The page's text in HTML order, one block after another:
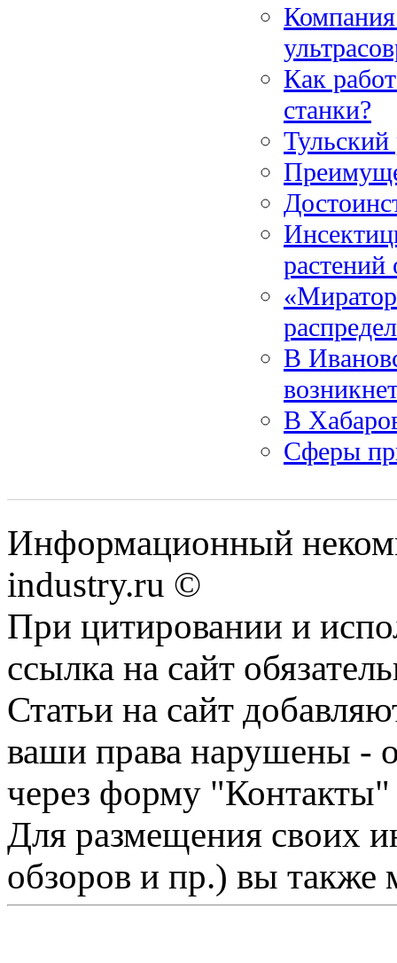
Компания
Как
станки?
Тульский
В
В
Сферы
Информационный
industry.ru ©
При цитировании и
ссылка на сайт
Статьи на сайт
ваши права нарушены -
через форму "Контакты"
Для размещения своих
обзоров и пр.) вы также